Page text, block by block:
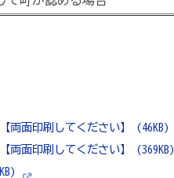
両面印刷してください】 (46KB)
両面印刷してください】 (369KB)